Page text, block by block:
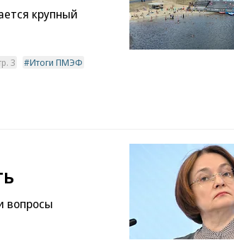
крупный
3
Итоги ПМЭФ
вопросы